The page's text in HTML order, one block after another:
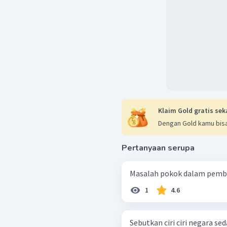
Berdasarkan
Klaim Gold gratis
Dengan Gold kamu
Pertanyaan serupa
Masalah pokok dalam
1 4.6
Sebutkan ciri ciri negara